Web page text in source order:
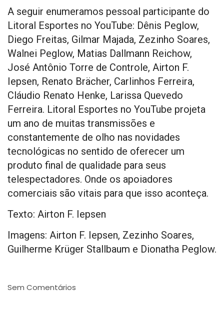
A seguir enumeramos pessoal participante do
Litoral Esportes no YouTube: Dênis Peglow,
Diego Freitas, Gilmar Majada, Zezinho Soares,
Walnei Peglow, Matias Dallmann Reichow,
José Antônio Torre de Controle, Airton F.
Iepsen, Renato Brächer, Carlinhos Ferreira,
Cláudio Renato Henke, Larissa Quevedo
Ferreira. Litoral Esportes no YouTube projeta
um ano de muitas transmissões e
constantemente de olho nas novidades
tecnológicas no sentido de oferecer um
produto final de qualidade para seus
telespectadores. Onde os apoiadores
comerciais são vitais para que isso aconteça.
Texto: Airton F. Iepsen
Imagens: Airton F. Iepsen, Zezinho Soares,
Guilherme Krüger Stallbaum e Dionatha Peglow.
Sem Comentários